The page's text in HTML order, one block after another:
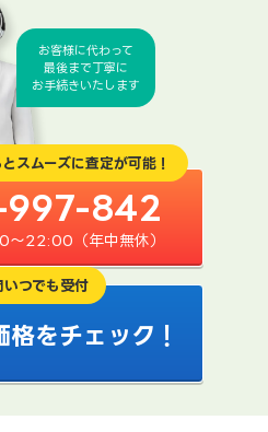
お客様に代わって
最後まで丁寧に
お手続きいたします
スムーズに査定が可能！
997-842
〜22:00（年中無休）
つでも受付
をチェック！